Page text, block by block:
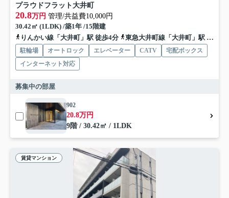
プラウドフラット大井町
20.8万円 管理/共益費10,000円
30.42㎡ (1LDK) /築1年 /15階建
りんかい線「大井町」駅 徒歩4分
東急大井町線「大井町」駅 徒歩7分
駐輪場 オートロック エレベーター CATV
宅配ボックス
インターネット対応
募集中の部屋
902
20.8万円
9階 / 30.42㎡ / 1LDK
賃貸マンション